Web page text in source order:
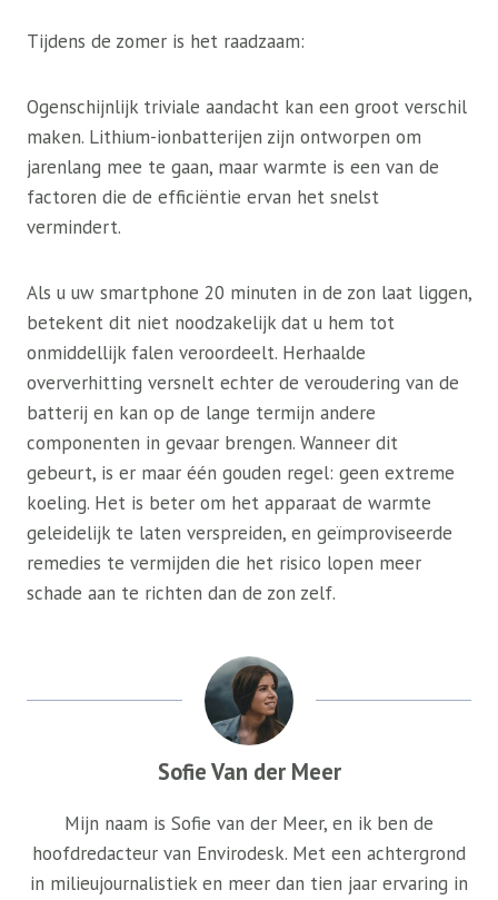
Tijdens de zomer is het raadzaam:
Ogenschijnlijk triviale aandacht kan een groot verschil
maken. Lithium-ionbatterijen zijn ontworpen om
jarenlang mee te gaan, maar warmte is een van de
factoren die de efficiëntie ervan het snelst
vermindert.
Als u uw smartphone 20 minuten in de zon laat liggen,
betekent dit niet noodzakelijk dat u hem tot
onmiddellijk falen veroordeelt. Herhaalde
oververhitting versnelt echter de veroudering van de
batterij en kan op de lange termijn andere
componenten in gevaar brengen. Wanneer dit
gebeurt, is er maar één gouden regel: geen extreme
koeling. Het is beter om het apparaat de warmte
geleidelijk te laten verspreiden, en geïmproviseerde
remedies te vermijden die het risico lopen meer
schade aan te richten dan de zon zelf.
Sofie Van der Meer
Mijn naam is Sofie van der Meer, en ik ben de
hoofdredacteur van Envirodesk. Met een achtergrond
in milieujournalistiek en meer dan tien jaar ervaring in